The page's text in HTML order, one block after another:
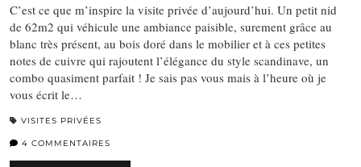
C’est ce que m’inspire la visite privée d’aujourd’hui. Un petit nid
de 62m2 qui véhicule une ambiance paisible, surement grâce au
blanc très présent, au bois doré dans le mobilier et à ces petites
notes de cuivre qui rajoutent l’élégance du style scandinave, un
combo quasiment parfait ! Je sais pas vous mais à l’heure où je
vous écrit le…
VISITES PRIVÉES
4 COMMENTAIRES